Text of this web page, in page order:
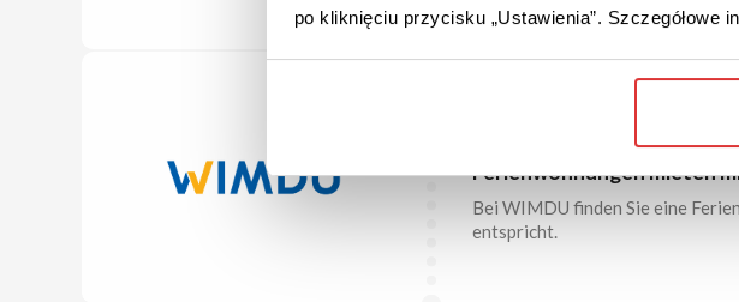
po kliknięciu przycisku „Ustawienia”. Szczegółowe
Ferienwohnungen mieten
Bei WIMDU finden Sie eine
entspricht.